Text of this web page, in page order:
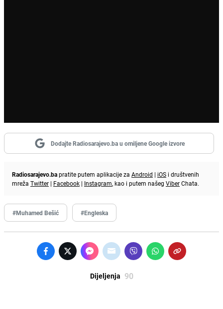
Dodajte Radiosarajevo.ba u omiljene Google izvore
Radiosarajevo.bapratite putem aplikacije za Android | iOS i društvenih
mreža Twitter | Facebook | Instagram, kao i putem našeg ViberChata.
#Muhamed Bešić #Engleska
Dijeljenja 90